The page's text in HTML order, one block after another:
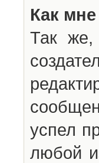
Как
Так же,
успел
любой